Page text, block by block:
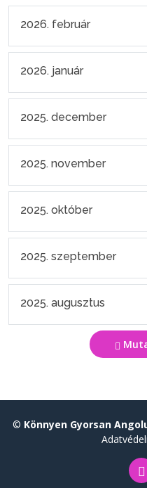
2026. február
2026. január
2025. december
2025. november
2025. október
2025. szeptember
2025. augusztus
© Könnyen Gyorsan